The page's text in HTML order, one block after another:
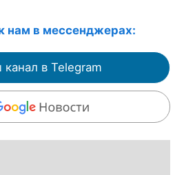
нам в мессенджерах:
в Telegram